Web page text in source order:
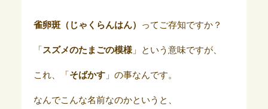
雀卵斑（じゃくらんはん） ってご存知ですか？
「 スズメのたまごの模様」という意味ですが、
これ、「 そばかす」の事なんです。
なんでこんな名前なのかというと、